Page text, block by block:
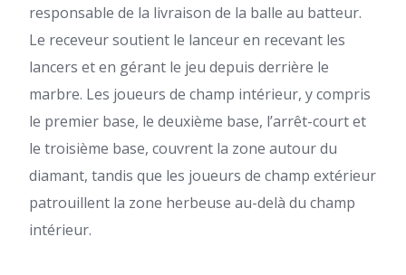
responsable de la livraison de la balle au batteur.
Le receveur soutient le lanceur en recevant les
lancers et en gérant le jeu depuis derrière le
marbre. Les joueurs de champ intérieur, y compris
le premier base, le deuxième base, l’arrêt-court et
le troisième base, couvrent la zone autour du
diamant, tandis que les joueurs de champ extérieur
patrouillent la zone herbeuse au-delà du champ
intérieur.